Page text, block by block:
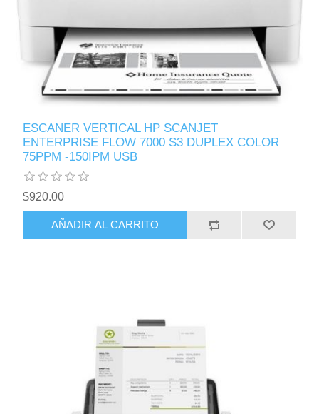
ESCANER VERTICAL HP SCANJET
ENTERPRISE FLOW 7000 S3 DUPLEX COLOR
75PPM -150IPM USB
$920.00
AÑADIR AL CARRITO